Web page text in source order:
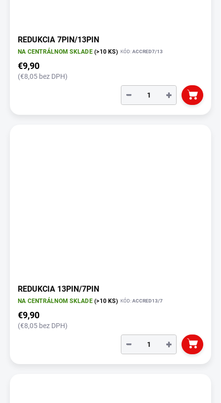
REDUKCIA 7PIN/13PIN
NA CENTRÁLNOM SKLADE(>10 KS) KÓD:ACCRED7/13
€9,90
(€8,05 bez DPH)
+
−
REDUKCIA 13PIN/7PIN
NA CENTRÁLNOM SKLADE(>10 KS) KÓD:ACCRED13/7
€9,90
(€8,05 bez DPH)
+
−